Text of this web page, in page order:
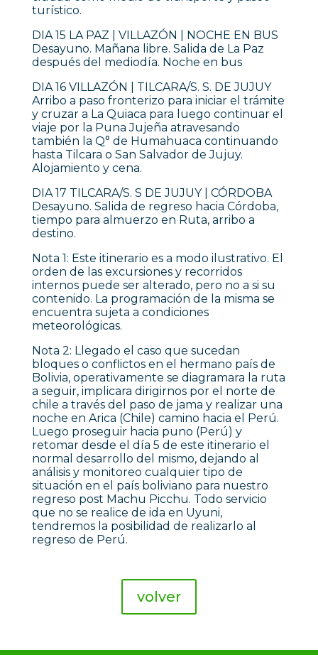
turístico.
DIA 15 LA PAZ | VILLAZÓN | NOCHE EN BUS
Desayuno. Mañana libre. Salida de La Paz
después del mediodía. Noche en bus
DIA 16 VILLAZÓN | TILCARA/S. S. DE JUJUY
Arribo a paso fronterizo para iniciar el trámite
y cruzar a La Quiaca para luego continuar el
viaje por la Puna Jujeña atravesando
también la Q° de Humahuaca continuando
hasta Tilcara o San Salvador de Jujuy.
Alojamiento y cena.
DIA 17 TILCARA/S. S DE JUJUY | CÓRDOBA
Desayuno. Salida de regreso hacia Córdoba,
tiempo para almuerzo en Ruta, arribo a
destino.
Nota 1: Este itinerario es a modo ilustrativo. El
orden de las excursiones y recorridos
internos puede ser alterado, pero no a si su
contenido. La programación de la misma se
encuentra sujeta a condiciones
meteorológicas.
Nota 2: Llegado el caso que sucedan
bloques o conflictos en el hermano país de
Bolivia, operativamente se diagramara la ruta
a seguir, implicara dirigirnos por el norte de
chile a través del paso de jama y realizar una
noche en Arica (Chile) camino hacia el Perú.
Luego proseguir hacia puno (Perú) y
retomar desde el día 5 de este itinerario el
normal desarrollo del mismo, dejando al
análisis y monitoreo cualquier tipo de
situación en el país boliviano para nuestro
regreso post Machu Picchu. Todo servicio
que no se realice de ida en Uyuni,
tendremos la posibilidad de realizarlo al
regreso de Perú.
volver